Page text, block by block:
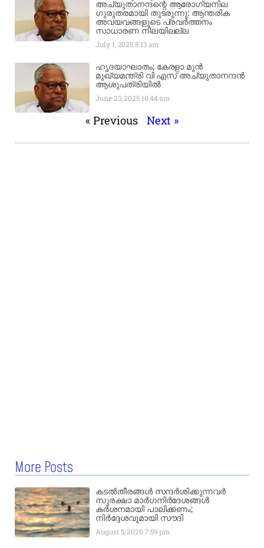
അച്യുതാനന്ദന്റെ ആരോഗ്യനില
ഗുരുതരമായി തുടരുന്നു: ആന്തരിക
അവയവങ്ങളുടെ പ്രവർത്തനം
സാധാരണ നിലയിലല്ല
July 1, 20258:13 am
ഹൃദയാഘാതം; കേരളാ മുൻ
മുഖ്യമന്ത്രി വി എസ് അച്യുതാനന്ദൻ
ആശുപത്രിയിൽ
June 23, 2025 10:44 am
« Previous Next »
More Posts
കടൽതീരങ്ങൾ സന്ദർശിക്കുന്നവർ
സുരക്ഷാ മാർഗനിർദേശങ്ങൾ
കർശനമായി പാലിക്കണം;
നിർദ്ദേശവുമായി സൗദി
August 5, 2026 7:59 pm